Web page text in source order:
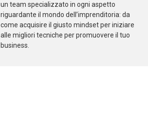
un team specializzato in ogni aspetto
riguardante il mondo dell’imprenditoria: da
come acquisire il giusto mindset per iniziare
alle migliori tecniche per promuovere il tuo
business.